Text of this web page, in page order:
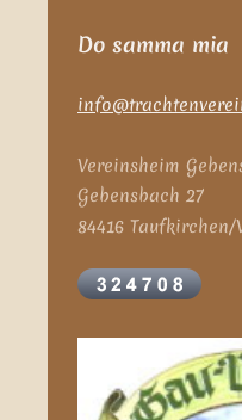
Do samma mia
Vereinsheim
Gebensbach 27
84416 Taufkirchen/